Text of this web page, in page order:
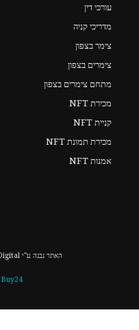
עורכי דין
מדריכי קניה
צימר בצפון
צימרים בצפון
מתחם צימרים בצפון
מכירת NFT
קניית NFT
מכירת תמונת NFT
אמנות NFT
האתר נבנה ע"י RoiDigital
Buy24